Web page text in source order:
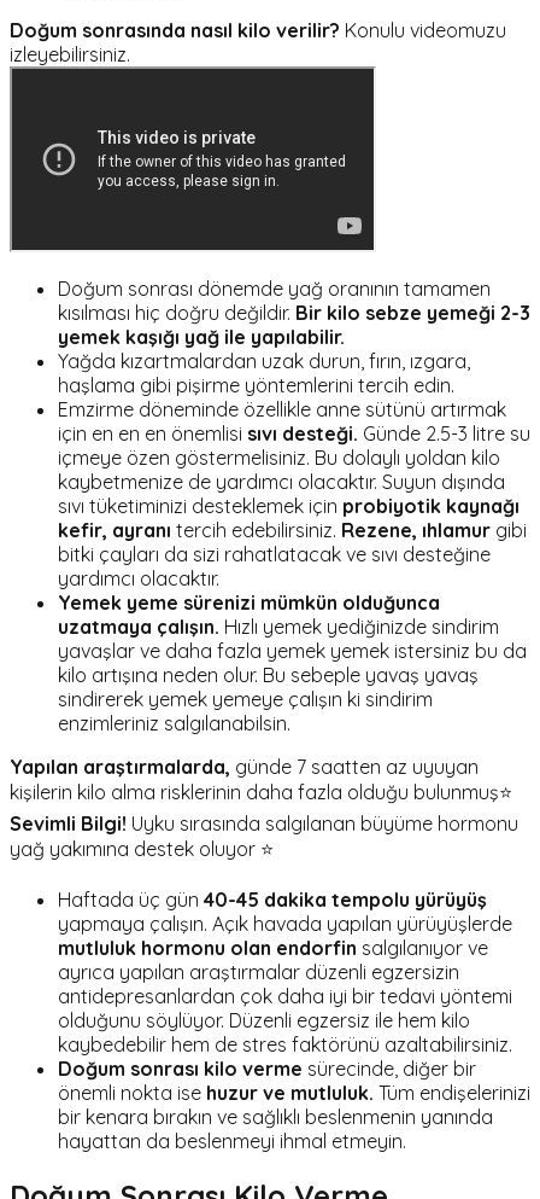
Doğum sonrasında nasıl kilo verilir? Konulu videomuzu
izleyebilirsiniz.
Doğum sonrası dönemde yağ oranının tamamen
kısılması hiç doğru değildir. Bir kilo sebze yemeği 2-3
yemek kaşığı yağ ile yapılabilir.
Yağda kızartmalardan uzak durun, fırın, ızgara,
haşlama gibi pişirme yöntemlerini tercih edin.
Emzirme döneminde özellikle anne sütünü artırmak
için en en en önemlisi sıvı desteği. Günde 2.5-3 litre su
içmeye özen göstermelisiniz. Bu dolaylı yoldan kilo
kaybetmenize de yardımcı olacaktır. Suyun dışında
sıvı tüketiminizi desteklemek için probiyotik kaynağı
kefir, ayranı tercih edebilirsiniz. Rezene, ıhlamur gibi
bitki çayları da sizi rahatlatacak ve sıvı desteğine
yardımcı olacaktır.
Yemek yeme sürenizi mümkün olduğunca
uzatmaya çalışın. Hızlı yemek yediğinizde sindirim
yavaşlar ve daha fazla yemek yemek istersiniz bu da
kilo artışına neden olur. Bu sebeple yavaş yavaş
sindirerek yemek yemeye çalışın ki sindirim
enzimleriniz salgılanabilsin.
Yapılan araştırmalarda, günde 7 saatten az uyuyan
kişilerin kilo alma risklerinin daha fazla olduğu bulunmuş⭐
Sevimli Bilgi! Uyku sırasında salgılanan büyüme hormonu
yağ yakımına destek oluyor ⭐
Haftada üç gün 40-45 dakika tempolu yürüyüş
yapmaya çalışın. Açık havada yapılan yürüyüşlerde
mutluluk hormonu olan endorfin salgılanıyor ve
ayrıca yapılan araştırmalar düzenli egzersizin
antidepresanlardan çok daha iyi bir tedavi yöntemi
olduğunu söylüyor. Düzenli egzersiz ile hem kilo
kaybedebilir hem de stres faktörünü azaltabilirsiniz.
Doğum sonrası kilo verme sürecinde, diğer bir
önemli nokta ise huzur ve mutluluk. Tüm endişelerinizi
bir kenara bırakın ve sağlıklı beslenmenin yanında
hayattan da beslenmeyi ihmal etmeyin.